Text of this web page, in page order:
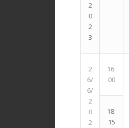
2
0
2
3
2
6/
6/
2
0
2
16:
00
18:
15